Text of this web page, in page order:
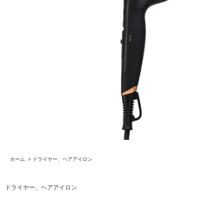
ホーム > ドライヤー、ヘアアイロン
ドライヤー、ヘアアイロン